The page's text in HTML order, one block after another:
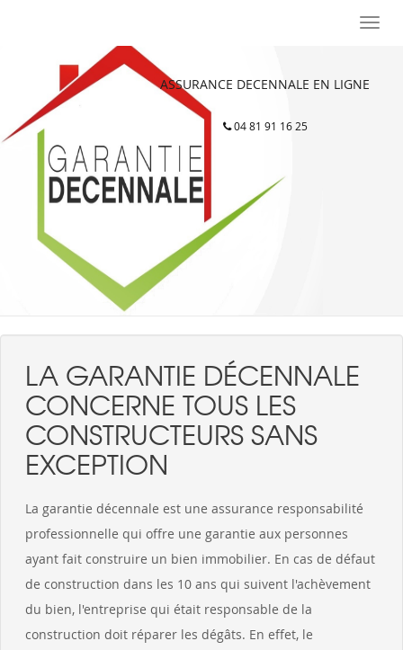
Toggle
ASSURANCE DECENNALE EN LIGNE
04 81 91 16 25
LA GARANTIE DÉCENNALE
CONCERNE TOUS LES
CONSTRUCTEURS SANS
EXCEPTION
La garantie décennale est une assurance responsabilité
professionnelle qui offre une garantie aux personnes
ayant fait construire un bien immobilier. En cas de défaut
de construction dans les 10 ans qui suivent l'achèvement
du bien, l'entreprise qui était responsable de la
construction doit réparer les dégâts. En effet, le